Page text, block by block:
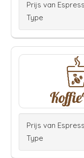
Prijs van
Type
Prijs van
Type